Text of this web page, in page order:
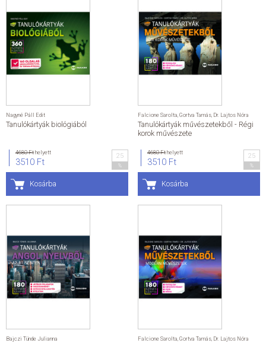
Nagyné Páll Edit
Tanulókártyák biológiából
4680 Fthelyett
3510 Ft
25
Kosárba
Falcione Sarolta Gortva Tamás Dr. Lajtos Nóra
Tanulókártyák művészetekből - Régi
korok művészete
4680 Fthelyett
3510 Ft
25
Kosárba
Bajczi Tünde Julianna Falcione Sarolta Gortva Tamás Dr. Lajtos Nóra